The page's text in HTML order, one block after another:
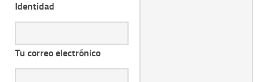
Identidad
Tu correo electrónico